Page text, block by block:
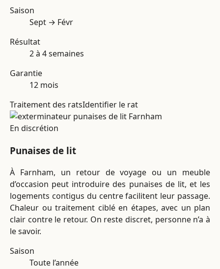
Saison
Sept → Févr
Résultat
2 à 4 semaines
Garantie
12 mois
Traitement des ratsIdentifier le rat
En discrétion
Punaises de lit
À Farnham, un retour de voyage ou un meuble
d’occasion peut introduire des punaises de lit, et les
logements contigus du centre facilitent leur passage.
Chaleur ou traitement ciblé en étapes, avec un plan
clair contre le retour. On reste discret, personne n’a à
le savoir.
Saison
Toute l’année